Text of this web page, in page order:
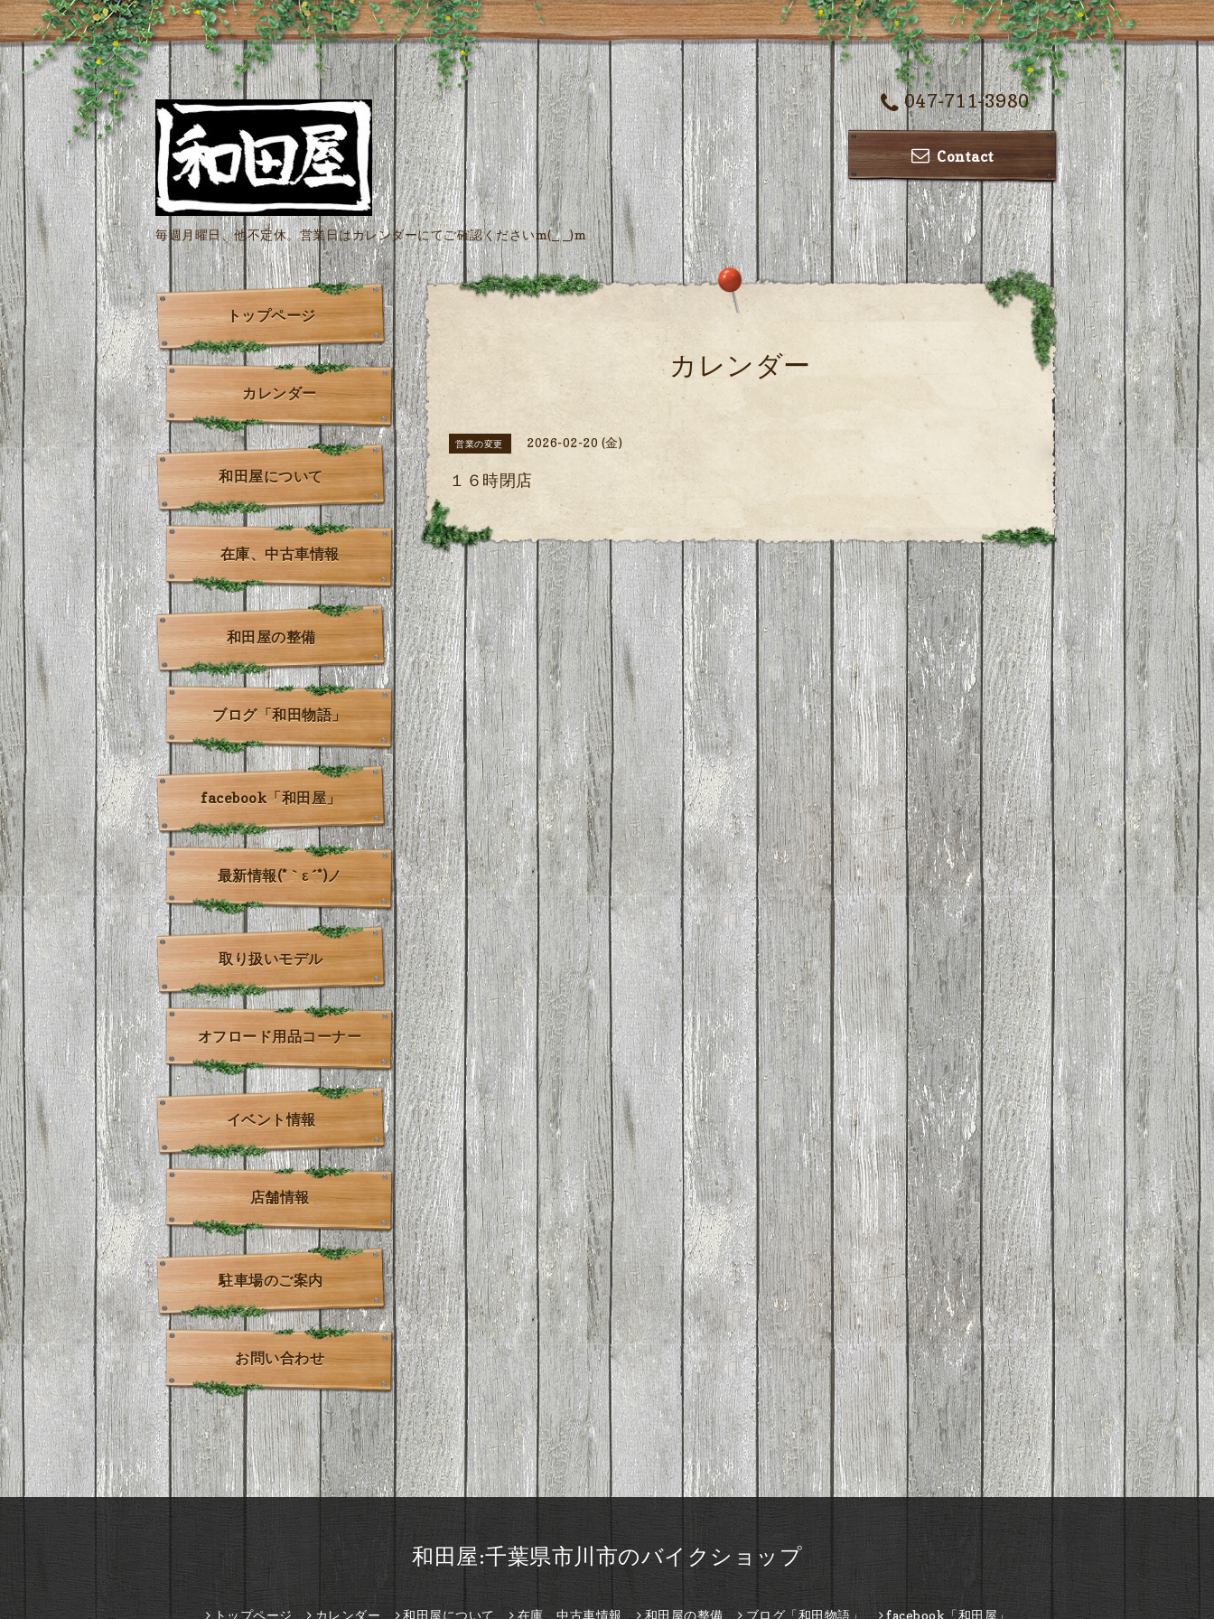
047-711-3980
Contact
毎週月曜日、他不定休。営業日はカレンダーにてご確認くださいm(_ _)m
カレンダー
営業の変更 2026-02-20 (金)
１６時閉店
トップページ
カレンダー
和田屋について
在庫、中古車情報
和田屋の整備
ブログ「和田物語」
facebook「和田屋」
最新情報(*｀ε´*)ノ
取り扱いモデル
オフロード用品コーナー
イベント情報
店舗情報
駐車場のご案内
お問い合わせ
和田屋:千葉県市川市のバイクショップ
トップページ カレンダー 和田屋について 在庫、中古車情報 和田屋の整備 ブログ「和田物語」 facebook「和田屋」